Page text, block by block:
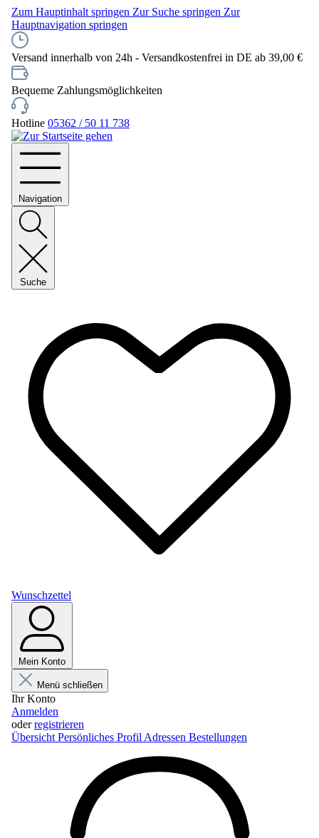
Zum Hauptinhalt springen Zur Suche springen Zur
Hauptnavigation springen
Versand innerhalb von 24h - Versandkostenfrei in DE ab 39,00 €
Bequeme Zahlungsmöglichkeiten
Hotline 05362 / 50 11 738
Navigation
Suche
Wunschzettel
Mein Konto
Menü schließen
Ihr Konto
Anmelden
oderregistrieren
Übersicht Persönliches Profil Adressen Bestellungen